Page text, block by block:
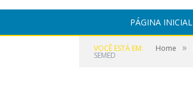
PÁGINA INICIAL
VOCÊ ESTÁ EM: Home »
SEMED